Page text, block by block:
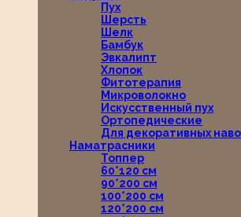
Пух
Шерсть
Шелк
Бамбук
Эвкалипт
Хлопок
Фитотерапия
Микроволокно
Искусственный пух
Ортопедические
Для декоративных
Наматрасники
Топпер
60*120 см
90*200 см
100*200 см
120*200 см